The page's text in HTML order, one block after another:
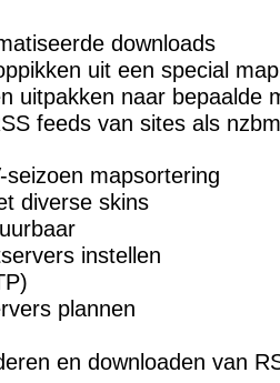
downloads
uit een special map
uitpakken naar bepaalde
feeds van sites als
mapsortering
diverse skins
instellen
plannen
en downloaden van